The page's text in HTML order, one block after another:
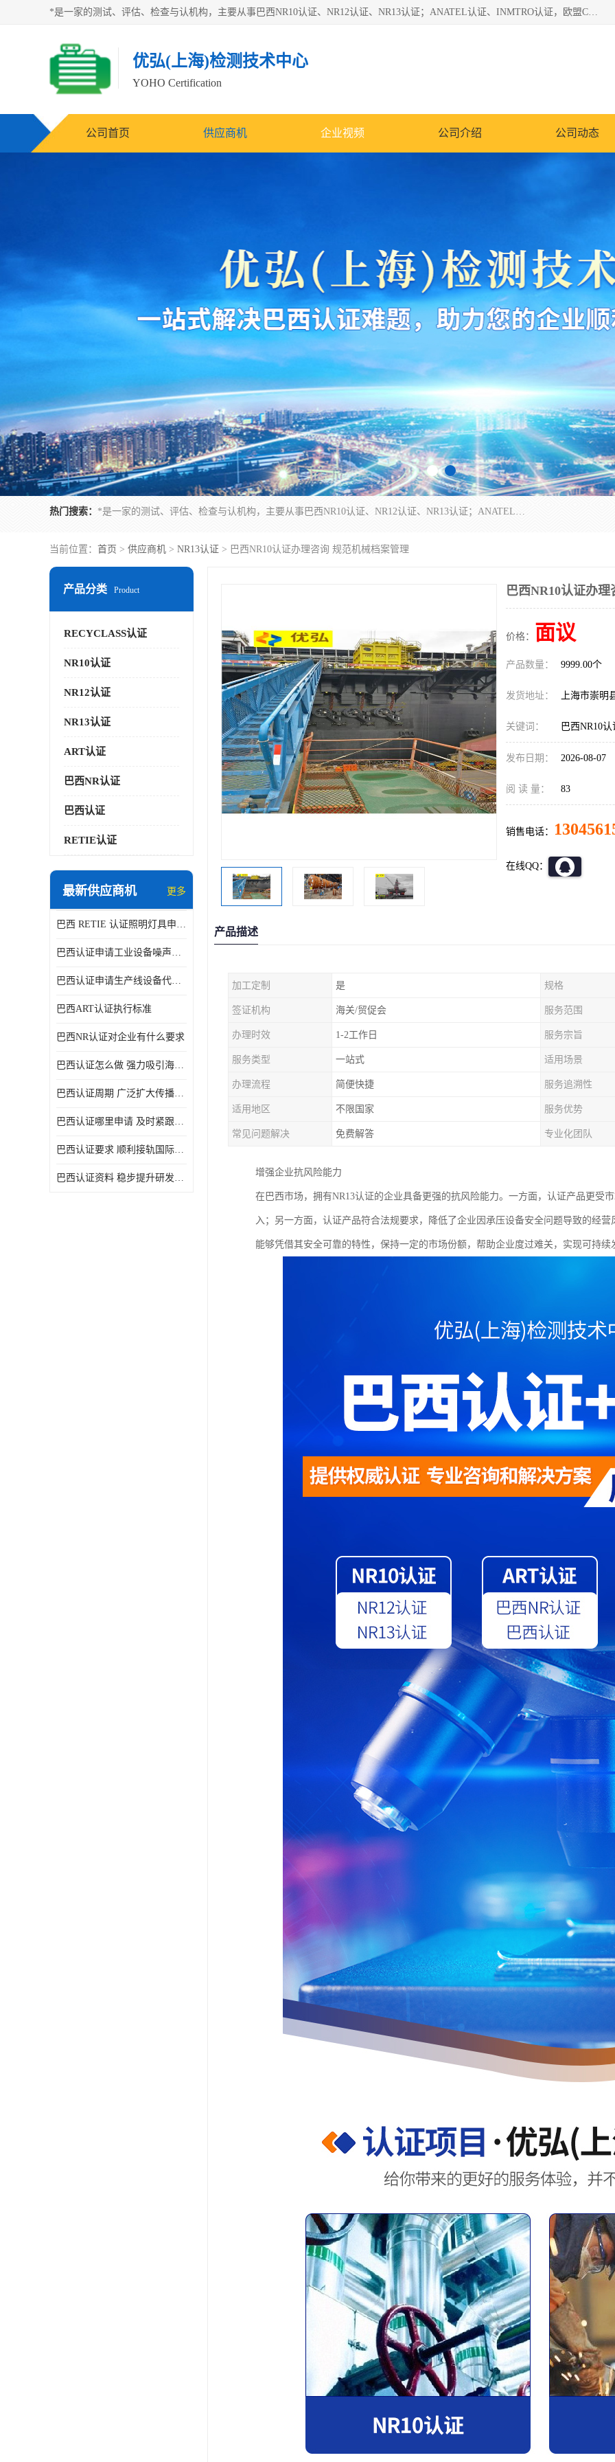
*是一家的测试、评估、检查与认机构，主要从事巴西NR10认证、NR12认证、NR13认证；ANATEL认证、INMTRO认证，欧盟CE认证：MD认证，PED认证，MID认证，ATEX认证，德国蓝色天使认证。
优弘(上海)检测技术中心
YOHO Certification
公司首页 供应商机 企业视频 公司介绍 公司动态
热门搜索： *是一家的测试、评估、检查与认机构，主要从事巴西NR10认证、NR12认证、NR13认证；ANATEL认证、INMTRO认证，欧盟CE认证：MD认证，PED认证，MID认证，ATEX认证，德国蓝色天使认证。
当前位置： 首页 > 供应商机 > NR13认证 > 巴西NR10认证办理咨询 规范机械档案管理
产品分类 Product
RECYCLASS认证
NR10认证
NR12认证
NR13认证
ART认证
巴西NR认证
巴西认证
RETIE认证
最新供应商机 更多
巴西 RETIE 认证照明灯具申请 RETIE 认证
巴西认证申请工业设备噪声控制认证规范
巴西认证申请生产线设备代理机构选择
巴西ART认证执行标准
巴西NR认证对企业有什么要求
巴西认证怎么做 强力吸引海外投资
巴西认证周期 广泛扩大传播范围
巴西认证哪里申请 及时紧跟法规变化
巴西认证要求 顺利接轨国际规范
巴西认证资料 稳步提升研发能力
巴西NR10认证办
价格： 面议
产品数量： 9999.00个
发货地址： 上海市崇
关键词： 巴西NR10
发布日期： 2026-08-07
阅 读 量： 83
销售电话：
在线QQ：
产品描述
加工定制 是 规格
签证机构 海关/贸促会 服务范围
办理时效 1-2工作日 服务宗旨
服务类型 一站式 适用场景
办理流程 简便快捷 服务追溯性
适用地区 不限国家 服务优势
常见问题解决 免费解答 专业化团队
增强企业抗风险能力
在巴西市场，拥有NR13认证的企业具备更强的抗风险能力。一方面，认证产品更受
入；另一方面，认证产品符合法规要求，降低了企业因承压设备安全问题导致的经
能够凭借其安全可靠的特性，保持一定的市场份额，帮助企业度过难关，实现可持续